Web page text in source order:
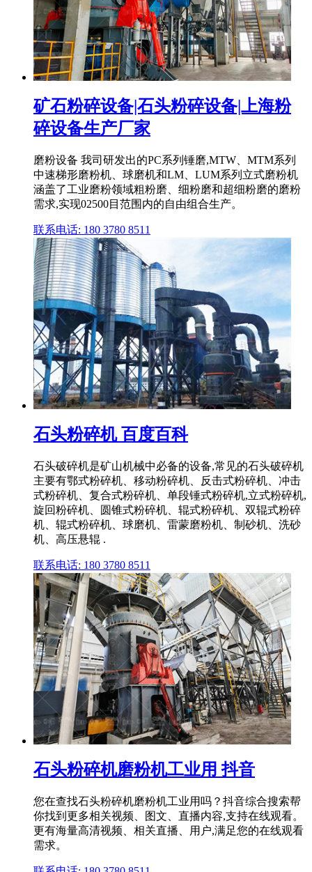
矿石粉碎设备|石头粉碎设备|上海粉
碎设备生产厂家
磨粉设备 我司研发出的PC系列锤磨,MTW、MTM系列
中速梯形磨粉机、球磨机和LM、LUM系列立式磨粉机
涵盖了工业磨粉领域粗粉磨、细粉磨和超细粉磨的磨粉
需求,实现02500目范围内的自由组合生产。
联系电话: 180 3780 8511
石头粉碎机 百度百科
石头破碎机是矿山机械中必备的设备,常见的石头破碎机
主要有鄂式粉碎机、移动粉碎机、反击式粉碎机、冲击
式粉碎机、复合式粉碎机、单段锤式粉碎机,立式粉碎机,
旋回粉碎机、圆锥式粉碎机、辊式粉碎机、双辊式粉碎
机、辊式粉碎机、球磨机、雷蒙磨粉机、制砂机、洗砂
机、高压悬辊 .
联系电话: 180 3780 8511
石头粉碎机磨粉机工业用 抖音
您在查找石头粉碎机磨粉机工业用吗？抖音综合搜索帮
你找到更多相关视频、图文、直播内容,支持在线观看。
更有海量高清视频、相关直播、用户,满足您的在线观看
需求。